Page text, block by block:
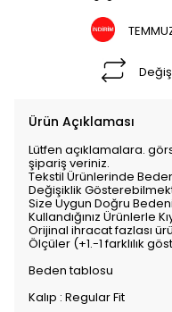
Ürün Açıklaması
Lütfen açıklamalara.
şipariş veriniz.
Tekstil Ürünlerinde
Değişiklik
Size Uygun Doğru
Kullandığınız Ürünlerle
Orijinal ihracat fazlası
Ölçüler (+1.-1 farklılık
Beden tablosu
Kalıp : Regular Fit